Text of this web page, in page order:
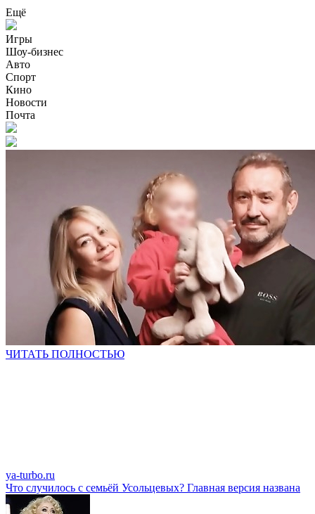
Ещё
Игры
Шоу-бизнес
Авто
Спорт
Кино
Новости
Почта
ЧИТАТЬ ПОЛНОСТЬЮ
ya-turbo.ru
Что случилось с семьёй Усольцевых? Главная версия названа